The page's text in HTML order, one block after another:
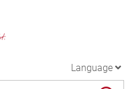
Language